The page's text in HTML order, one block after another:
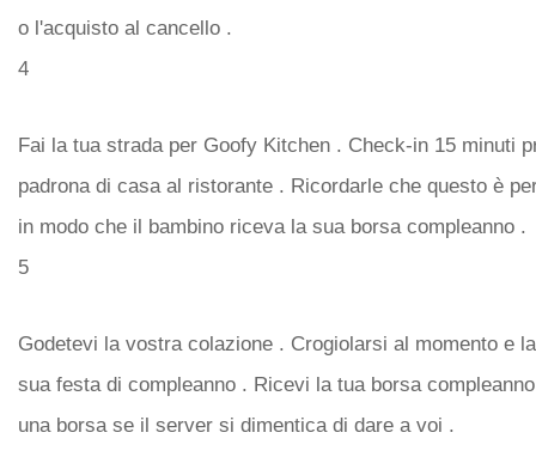
o l'acquisto al cancello .
4
Fai la tua strada per Goofy Kitchen . Check-in 15 minuti
padrona di casa al ristorante . Ricordarle che questo è
in modo che il bambino riceva la sua borsa compleanno .
5
Godetevi la vostra colazione . Crogiolarsi al momento e
sua festa di compleanno . Ricevi la tua borsa
una borsa se ​​il server si dimentica di dare a voi .